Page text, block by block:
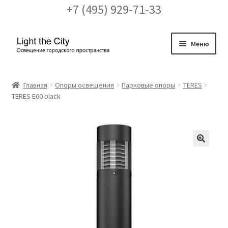
+7 (495) 929-71-33
Перейти
Перейти
Меню
FAQ про кронштейны
Главная Опоры освещения Парковые опоры
TERES
TERES E60 black